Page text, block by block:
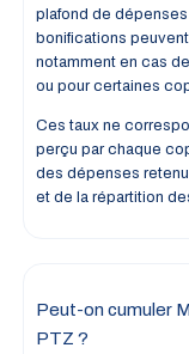
plafond de
bonifications
notamment en cas
ou pour certaines
Ces taux ne
perçu par chaque
des dépenses
et de la répartition
Peut-on cumuler
PTZ ?